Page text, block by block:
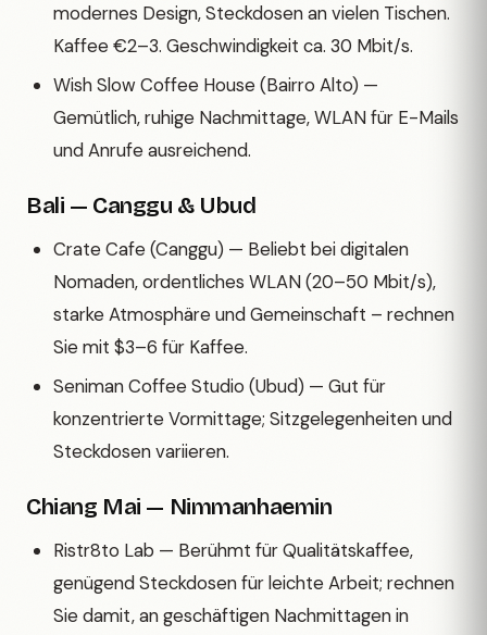
modernes Design, Steckdosen an vielen Tischen.
Kaffee €2–3. Geschwindigkeit ca. 30 Mbit/s.
Wish Slow Coffee House (Bairro Alto) —
Gemütlich, ruhige Nachmittage, WLAN für E-Mails
und Anrufe ausreichend.
Bali — Canggu & Ubud
Crate Cafe (Canggu) — Beliebt bei digitalen
Nomaden, ordentliches WLAN (20–50 Mbit/s),
starke Atmosphäre und Gemeinschaft – rechnen
Sie mit $3–6 für Kaffee.
Seniman Coffee Studio (Ubud) — Gut für
konzentrierte Vormittage; Sitzgelegenheiten und
Steckdosen variieren.
Chiang Mai — Nimmanhaemin
Ristr8to Lab — Berühmt für Qualitätskaffee,
genügend Steckdosen für leichte Arbeit; rechnen
Sie damit, an geschäftigen Nachmittagen in